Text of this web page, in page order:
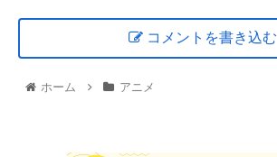
コメントを書き込む
ホーム アニメ